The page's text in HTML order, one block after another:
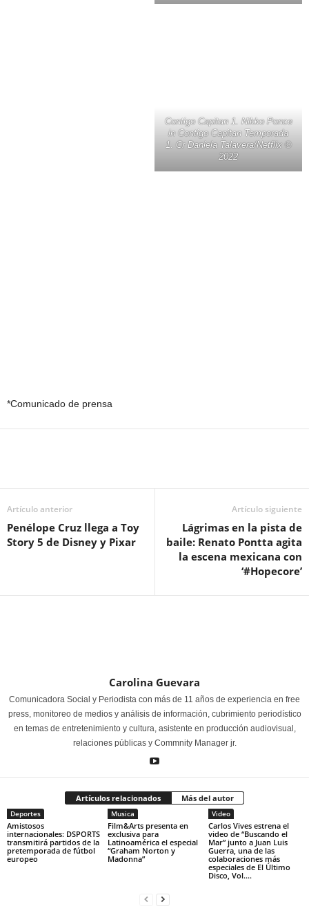
Contigo Capitan 1. Nikko Ponce
in Contigo Capitan Temporada
1. Cr Daniela Talavera/Netflix ©
2022
*Comunicado de prensa
Artículo anterior
Penélope Cruz llega a Toy
Story 5 de Disney y Pixar
Artículo siguiente
Lágrimas en la pista de
baile: Renato Pontta agita
la escena mexicana con
‘#Hopecore’
Carolina Guevara
Comunicadora Social y Periodista con más de 11 años de experiencia en free
press, monitoreo de medios y análisis de información, cubrimiento periodístico
en temas de entretenimiento y cultura, asistente en producción audiovisual,
relaciones públicas y Commnity Manager jr.
Artículos relacionados Más del autor
Deportes
Amistosos
internacionales: DSPORTS
transmitirá partidos de la
pretemporada de fútbol
europeo
Musica
Film&Arts presenta en
exclusiva para
Latinoamérica el especial
“Graham Norton y
Madonna”
Video
Carlos Vives estrena el
video de “Buscando el
Mar” junto a Juan Luis
Guerra, una de las
colaboraciones más
especiales de El Último
Disco, Vol....